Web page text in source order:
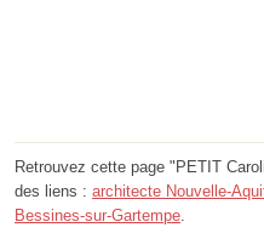
Retrouvez cette page "PETIT
des liens : architecte Nouvelle-
Bessines-sur-Gartempe.